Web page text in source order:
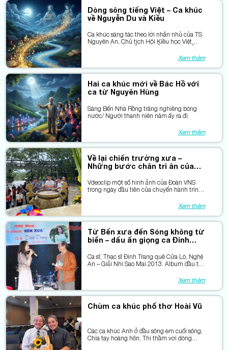
Dòng sông tiếng Việt – Ca khúc
về Nguyễn Du và Kiều
Ca khúc sáng tác theo lời nhắn nhủ của TS
Nguyên An, Chủ tịch Hội Kiều học Việt
Xem thêm
Hai ca khúc mới về Bác Hồ với
ca từ Nguyên Hùng
Sáng Bến Nhà Rồng trăng nghiêng bóng
nước/ Người thanh niên năm ấy ra đi
Xem thêm
Về lại chiến trường xưa –
Những bước chân tri ân của
Vdeoclip một số hình ảnh của Đoàn VNS
trong ngày đầu tiên của chuyến hành trình
Xem thêm
Từ Bến xưa đến Sóng không từ
biển – dấu ấn giọng ca Đinh
Ca sĩ, Thạc sĩ Đinh Trang quê Cửa Lò, Nghệ
An – Giải Nhì Sao Mai 2013. Album đầu tay
An Tuyên phổ thơ Nguyên Hùng và điều
thú vị là cả ba chúng tôi đều là người con
làng chài Nghi Hải.
Xem thêm
Chùm ca khúc phổ thơ Hoài Vũ
Các ca khúc Anh ở đầu sông em cuối sông,
Chia tay hoàng hôn, Thì thầm vơi dòng